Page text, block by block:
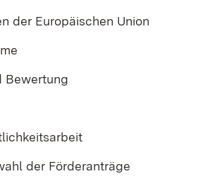
der Europäischen Union
Bewertung
der Förderanträge